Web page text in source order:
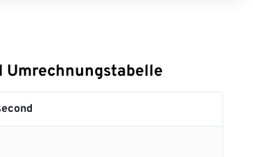
Umrechnungstabelle